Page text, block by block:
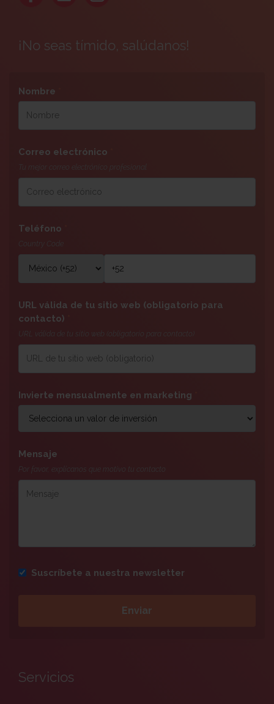
Servicios
¡No seas tímido, salúdanos!
Nombre
Correo electrónico
Teléfono
URL válida de tu sitio web (obligatorio para
contacto)
URL válida de tu sitio web (obligatorio para contacto)
Invierte mensualmente en marketing
Mensaje
Por favor, explícanos que motivo tu contacto
Suscríbete a nuestra newsletter